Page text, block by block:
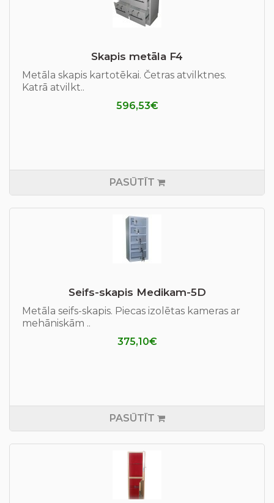
Skapis metāla F4
Metāla skapis kartotēkai. Četras atvilktnes.
Katrā atvilkt..
596,53€
PASŪTĪT
Seifs-skapis Medikam-5D
Metāla seifs-skapis. Piecas izolētas kameras ar
mehāniskām ..
375,10€
PASŪTĪT